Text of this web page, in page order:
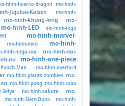
hinh-how-to-dragon mo-hinh-
Jujutsu-Kaisen
mo-hinh-
mo-hinh-khung-long
mo-
mo-hinh-LED mo-hinh-lego
mo-hinh-marvel-
mo-hinh-meo
mo-hinh-
hinh-ninja-rua
mo-hinh-noi-
nu mo-hinh-one-piece
Man mo-hinh-overlord
mo-hinh-plants-zombies mo-
mo-hinh-pubg mo-hinh-robo
Seiya
mo-hinh-sakura
mo-
mo-hinh-Slam-Dunk
mo-hinh-